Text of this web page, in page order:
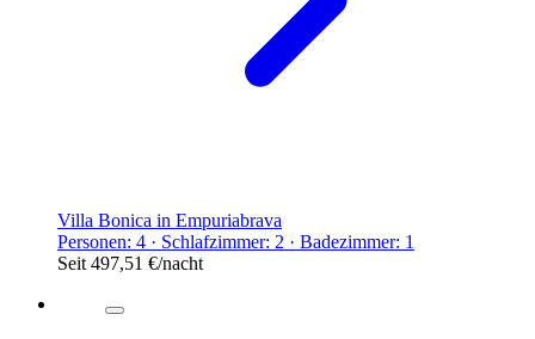
Villa Bonica in Empuriabrava
Personen: 4 · Schlafzimmer: 2 · Badezimmer: 1
Seit 497,51 €/nacht